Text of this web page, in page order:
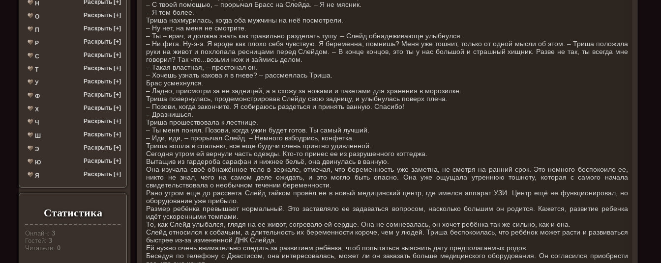
Н Раскрыть [+]
О Раскрыть [+]
П Раскрыть [+]
Р Раскрыть [+]
С Раскрыть [+]
Т Раскрыть [+]
У Раскрыть [+]
Ф Раскрыть [+]
Х Раскрыть [+]
Ч Раскрыть [+]
Ш Раскрыть [+]
Э Раскрыть [+]
Ю Раскрыть [+]
Я Раскрыть [+]
Статистика
Онлайн:3
Гостей:3
Читатели:0
– С твоей помощью, – прорычал Брасс на Слейда. – Я не мясник.
– Я тем более.
Триша нахмурилась, когда оба мужчины на неё посмотрели.
– Ну нет, на меня не смотрите.
– Ты – врач, и должна знать как правильно разделать тушу. – Слейд обнадеживающе улыбнулся.
– Ни фига. Ну-э-э. Я вроде как плохо себя чувствую. Я беременна, помнишь? Меня уже тошнит, только от одной мысли об этом. – Триша положила
руки на живот и похлопала ресницами перед Слейдом. – В конце концов, это ты у нас большой и страшный хищник. Разве не так, ты всегда мне
говорил? Так что...возьми нож и займись делом.
– Такая властная, – простонал он.
– Хочешь узнать какова я в гневе? – рассмеялась Триша.
Брас усмехнулся.
– Ладно, присмотри за ее задницей, а я схожу за ножами и пакетами для хранения в морозилке.
Триша повернулась, продемонстрировав Слейду свою задницу, и улыбнулась поверх плеча.
– Позови, когда закончите. Я собираюсь раздеться и принять ванную. Спасибо!
– Дразнишься.
Триша прошествовала к лестнице.
– Ты меня понял. Позови, когда ужин будет готов. Ты самый лучший.
– Иди, иди, – прорычал Слейд. – Немного взбодрись, конфетка.
Триша вошла в спальню, все еще будучи очень приятно удивленной.
Сегодня утром ей вернули часть одежды. Кто-то принес ее из разрушенного коттеджа.
Вытащив из гардероба сарафан и нижнее бельё, она двинулась в ванную.
Она изучала своё обнажённое тело в зеркале, отмечая, что беременность уже заметна, не смотря на ранний срок. Это немного беспокоило ее,
никто не знал, чего на самом деле ожидать, и это могло быть опасно. Она уже ощущала утреннюю тошноту, которая с самого начала
свидетельствовала о необычном течении беременности.
Рано утром еще до рассвета Слейд тайком провёл ее в новый медицинский центр, где имелся аппарат УЗИ. Центр ещё не функционировал, но
оборудование уже прибыло.
Размер ребёнка превышает нормальный. Это заставляло ее задаваться вопросом, насколько большим он родится. Кажется, развитие ребенка
идёт ускоренными темпами.
То, как Слейд улыбался, глядя на ее живот, согревало ей сердце. Она не сомневалась, он хочет ребёнка так же сильно, как и она.
Слейд относился к собачьим, а длительность их беременности короче, чем у людей. Триша беспокоилась, что ребёнок может расти и развиваться
быстрее из-за измененной ДНК Слейда.
Ей нужно очень внимательно следить за развитием ребёнка, чтоб попытаться выяснить дату предполагаемых родов.
Беседуя по телефону с Джастисом, она интересовалась, может ли он заказать больше медицинского оборудования. Он согласился приобрести